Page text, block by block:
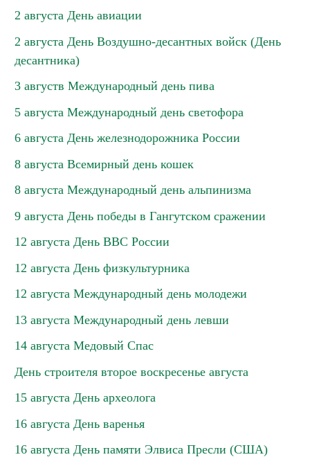
2 августа День авиации
2 августа День Воздушно-десантных войск (День
десантника)
3 августв Международный день пива
5 августа Международный день светофора
6 августа День железнодорожника России
8 августа Всемирный день кошек
8 августа Международный день альпинизма
9 августа День победы в Гангутском сражении
12 августа День ВВС России
12 августа День физкультурника
12 августа Международный день молодежи
13 августа Международный день левши
14 августа Медовый Спас
День строителя второе воскресенье августа
15 августа День археолога
16 августа День варенья
16 августа День памяти Элвиса Пресли (США)